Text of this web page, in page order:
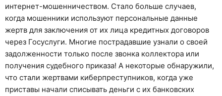
интернет-мошенничеством. Стало больше случаев,
когда мошенники используют персональные данные
жертв для заключения от их лица кредитных договоров
через Госуслуги. Многие пострадавшие узнали о своей
задолженности только после звонка коллектора или
получения судебного приказа! А некоторые обнаружили,
что стали жертвами киберпреступников, когда уже
приставы начали списывать деньги с их банковских